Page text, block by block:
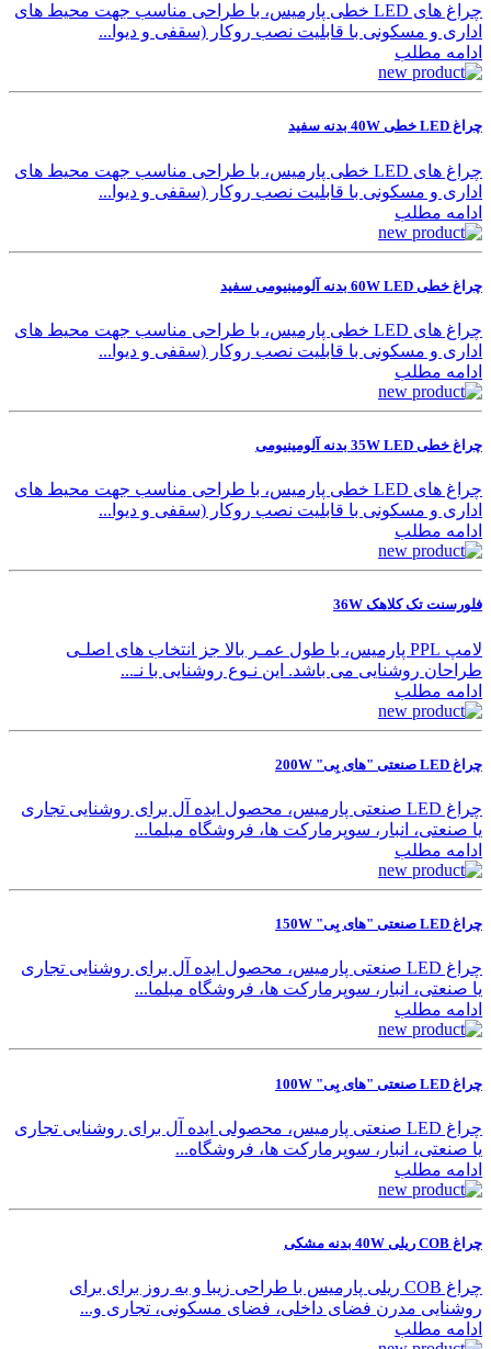
چراغ های LED خطی پارمیس، با طراحی مناسب جهت محیط های
اداری و مسکونی با قابلیت نصب روکار (سقفی و دیوا...
ادامه مطلب
چراغ LED خطی 40W بدنه سفید
چراغ های LED خطی پارمیس، با طراحی مناسب جهت محیط های
اداری و مسکونی با قابلیت نصب روکار (سقفی و دیوا...
ادامه مطلب
چراغ خطی 60W LED بدنه آلومینیومی سفید
چراغ های LED خطی پارمیس، با طراحی مناسب جهت محیط های
اداری و مسکونی با قابلیت نصب روکار (سقفی و دیوا...
ادامه مطلب
چراغ خطی 35W LED بدنه آلومینیومی
چراغ های LED خطی پارمیس، با طراحی مناسب جهت محیط های
اداری و مسکونی با قابلیت نصب روکار (سقفی و دیوا...
ادامه مطلب
فلورسنت تک کلاهک 36W
لامپ PPL پارمیس، با طول عمـر بالا جز انتخاب های اصلـی
طراحان روشنایی می باشد. این نـوع روشنایی با نـ...
ادامه مطلب
چراغ LED صنعتی "های بِی" 200W
چراغ LED صنعتی پارمیس، محصول ایده آل برای روشنایی تجاری
یا صنعتی، انبار، سوپرمارکت ها، فروشگاه مبلما...
ادامه مطلب
چراغ LED صنعتی "های بِی" 150W
چراغ LED صنعتی پارمیس، محصول ایده آل برای روشنایی تجاری
یا صنعتی، انبار، سوپرمارکت ها، فروشگاه مبلما...
ادامه مطلب
چراغ LED صنعتی "های بِی" 100W
چراغ LED صنعتی پارمیس، محصولی ایده آل برای روشنایی تجاری
یا صنعتی، انبار، سوپرمارکت ها، فروشگاه...
ادامه مطلب
چراغ COB ریلی 40W بدنه مشکی
چراغ COB ریلی پارمیس با طراحی زیبا و به روز برای برای
روشنایی مدرن فضای داخلی، فضای مسکونی، تجاری و...
ادامه مطلب